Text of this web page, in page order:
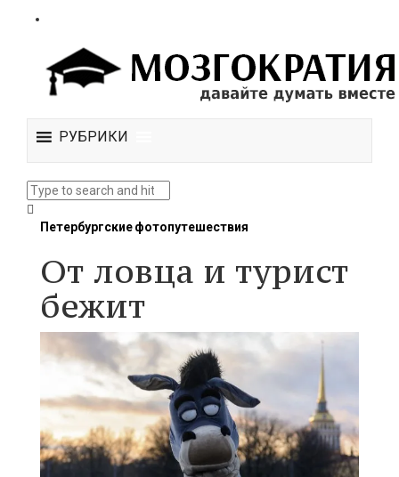
РУБРИКИ
Петербургские фотопутешествия
От ловца и турист
бежит